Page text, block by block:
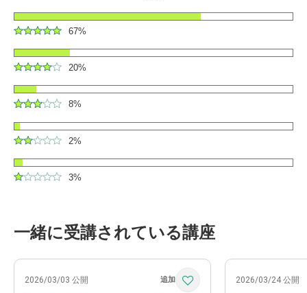
67%
20%
8%
2%
3%
一緒に受講されている講座
2026/03/03 公開 2026/03/24 公開